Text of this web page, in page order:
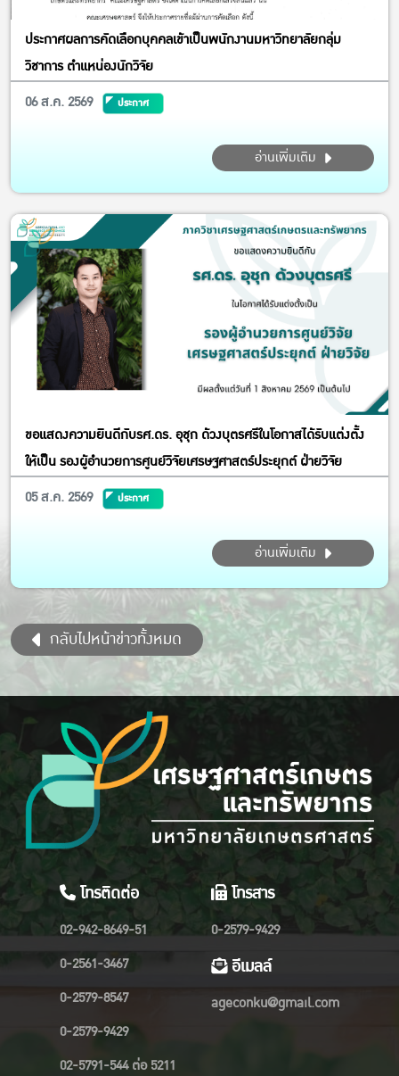
ประกาศผลการคัดเลือกบุคคลเข้าเป็นพนักงานมหาวิทยาลัยกลุ่ม
วิชาการ ตำแหน่องนักวิจัย
06 ส.ค. 2569
ประกาศ
อ่านเพิ่มเติม
ขอแสดงความยินดีกับรศ.ดร. อุชุก ด้วงบุตรศรีในโอกาสได้รับแต่งตั้ง
ให้เป็น รองผู้อำนวยการศูนย์วิจัยเศรษฐศาสตร์ประยุกต์ ฝ่ายวิจัย
05 ส.ค. 2569
ประกาศ
อ่านเพิ่มเติม
กลับไปหน้าข่าวทั้งหมด
โทรติดต่อ
02-942-8649-51
0-2561-3467
0-2579-8547
0-2579-9429
02-5791-544 ต่อ 5211
โทรสาร
0-2579-9429
อีเมลล์
ageconku@gmail.com